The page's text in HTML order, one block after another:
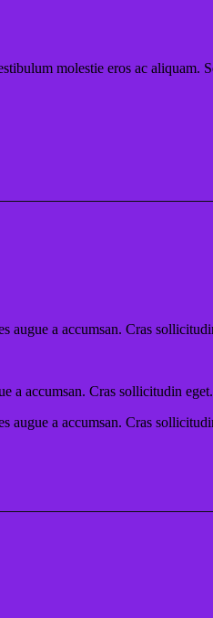
molestie eros ac aliquam.
augue a accumsan. Cras
a accumsan. Cras sollicitudin eget.
augue a accumsan. Cras